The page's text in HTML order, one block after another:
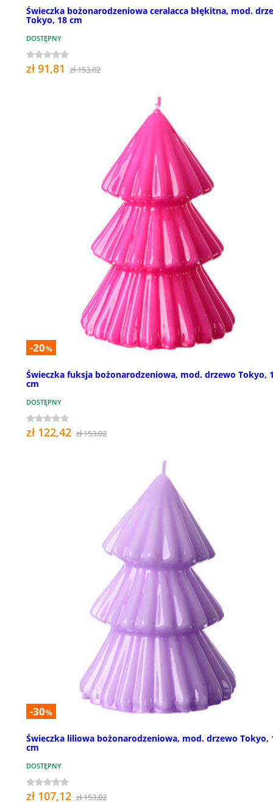
Świeczka bożonarodzeniowa ceralacca błękitna, mod.
Tokyo, 18 cm
DOSTĘPNY
zł 91,81 zł 153,02
-20%
Świeczka fuksja bożonarodzeniowa, mod. drzewo Tokyo,
cm
DOSTĘPNY
zł 122,42 zł 153,02
-30%
Świeczka liliowa bożonarodzeniowa, mod. drzewo Tokyo,
cm
DOSTĘPNY
zł 107,12 zł 153,02